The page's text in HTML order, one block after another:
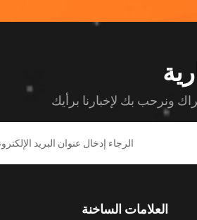
ونرحب بك لإخبارنا برأيك
العلامات الساخنة